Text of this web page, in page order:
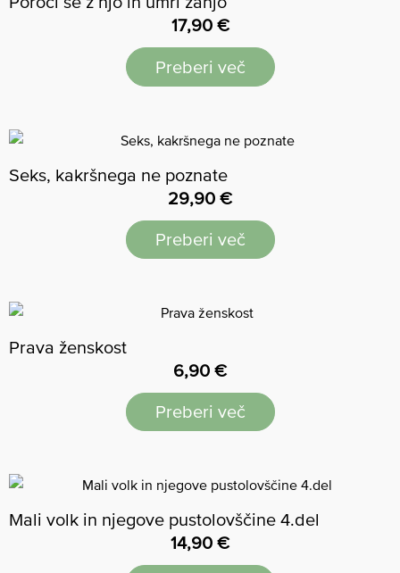
17,90 €
Preberi več
Seks, kakršnega ne poznate
29,90 €
Preberi več
Prava ženskost
6,90 €
Preberi več
Mali volk in njegove pustolovščine 4.del
14,90 €